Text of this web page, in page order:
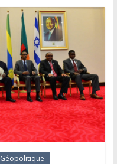
Géopolitique